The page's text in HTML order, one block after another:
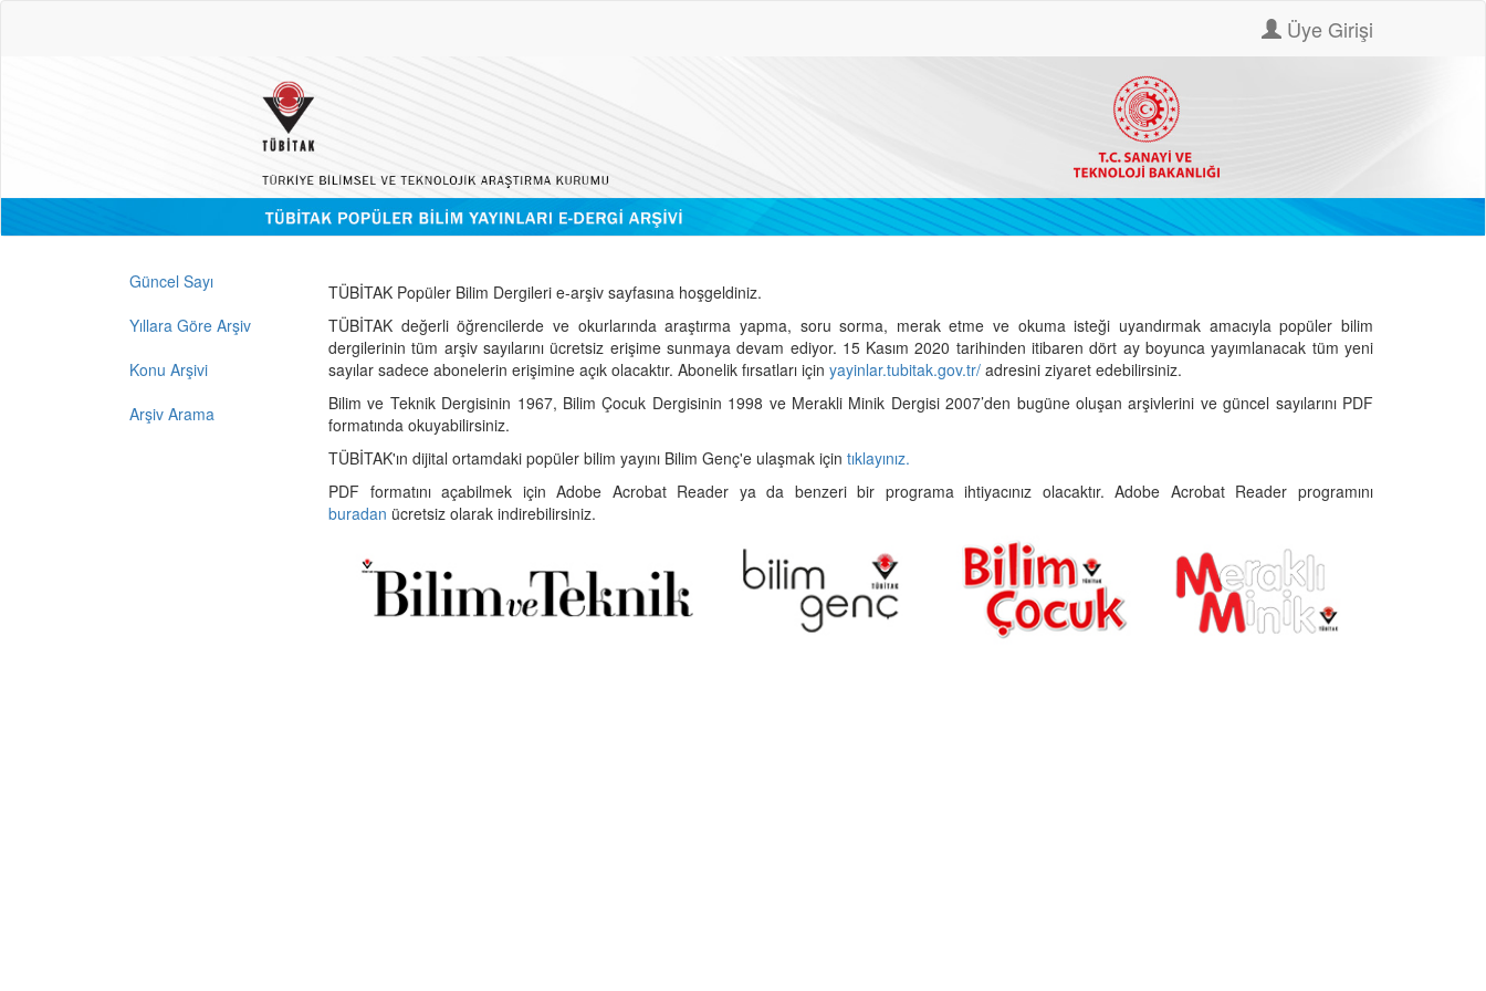
Üye Girişi
Güncel Sayı
Yıllara Göre Arşiv
Konu Arşivi
Arşiv Arama
TÜBİTAK Popüler Bilim Dergileri e-arşiv sayfasına hoşgeldiniz.
TÜBİTAK değerli öğrencilerde ve okurlarında araştırma yapma, soru sorma, merak etme ve okuma isteği uyandırmak amacıyla popüler bilim
dergilerinin tüm arşiv sayılarını ücretsiz erişime sunmaya devam ediyor. 15 Kasım 2020 tarihinden itibaren dört ay boyunca yayımlanacak tüm yeni
sayılar sadece abonelerin erişimine açık olacaktır. Abonelik fırsatları için yayinlar.tubitak.gov.tr/ adresini ziyaret edebilirsiniz.
Bilim ve Teknik Dergisinin 1967, Bilim Çocuk Dergisinin 1998 ve Merakli Minik Dergisi 2007’den bugüne oluşan arşivlerini ve güncel sayılarını PDF
formatında okuyabilirsiniz.
TÜBİTAK'ın dijital ortamdaki popüler bilim yayını Bilim Genç'e ulaşmak için tıklayınız.
PDF formatını açabilmek için Adobe Acrobat Reader ya da benzeri bir programa ihtiyacınız olacaktır. Adobe Acrobat Reader programını
buradan ücretsiz olarak indirebilirsiniz.